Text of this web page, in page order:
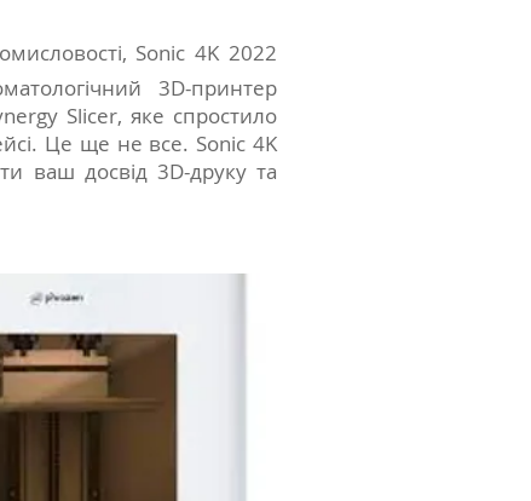
Sonic 4K 2022
3D-принтер
Slicer, яке спростило
Це ще не все. Sonic 4K
ваш досвід 3D-друку та